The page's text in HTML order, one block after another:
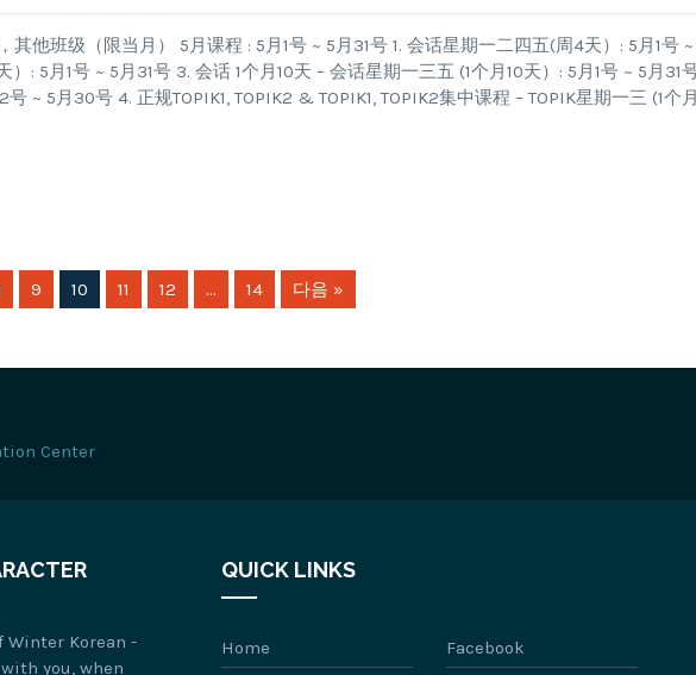
他班级（限当月） 5月课程 : 5月1号 ~ 5月31号 1. 会话星期一二四五(周4天）: 5月1号 ~
: 5月1号 ~ 5月31号 3. 会话 1个月10天 – 会话星期一三五 (1个月10天）: 5月1号 ~ 5月31
~ 5月30号 4. 正规TOPIK1, TOPIK2 & TOPIK1, TOPIK2集中课程 – TOPIK星期一三 (1个
9 10 11 12 … 14 다음 »
Center
Korean -
you, when
QUICK LINKS
Home Facebook